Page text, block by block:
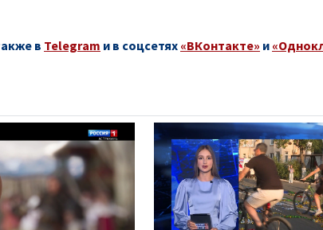
в Telegram и в соцсетях «ВКонтакте» и